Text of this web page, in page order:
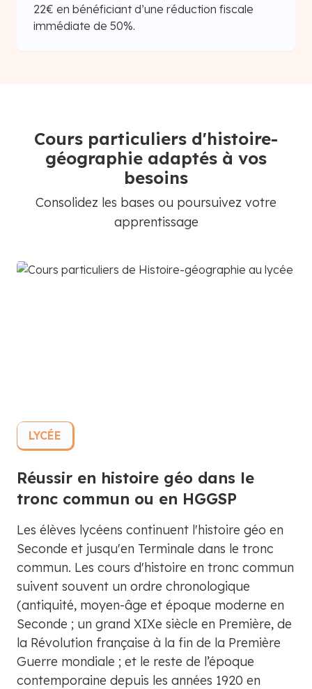
22€ en bénéficiant d’une réduction fiscale
immédiate de 50%.
Cours particuliers d'histoire-
géographie adaptés à vos
besoins
Consolidez les bases ou poursuivez votre
apprentissage
LYCÉE
Réussir en histoire géo dans le
tronc commun ou en HGGSP
Les élèves lycéens continuent l'histoire géo en
Seconde et jusqu'en Terminale dans le tronc
commun. Les cours d'histoire en tronc commun
suivent souvent un ordre chronologique
(antiquité, moyen-âge et époque moderne en
Seconde ; un grand XIXe siècle en Première, de
la Révolution française à la fin de la Première
Guerre mondiale ; et le reste de l’époque
contemporaine depuis les années 1920 en